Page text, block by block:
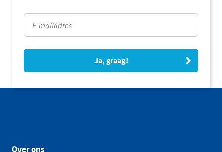
Ja, graag!
Over ons